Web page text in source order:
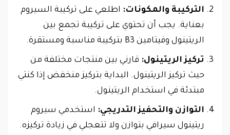
التركيبة والمكونات: اطلعي على تركيبة السيروم
بعناية. يجب أن تحتوي على تركيبة تجمع بين
الريتينول وفيتامين B3 بتركيبة مناسبة ومستقرة.
تركيز الريتينول: قارني بين منتجات مختلفة من
حيث تركيز الريتينول. البداية بتركيز منخفض إذا كنتي
مبتدئة في استخدام الريتينول.
التوازن والتحفيز التدريجي: استخدمي سيروم
ريتينول سيرافي بتوازن ولا تتعجلي في زيادة تركيزه.